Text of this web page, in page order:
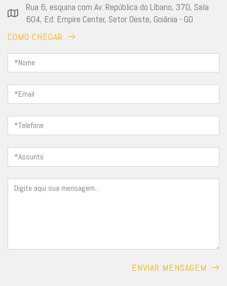
Rua 6, esquina com Av. República do Líbano, 370, Sala
604, Ed. Empire Center, Setor Oeste, Goiânia - GO
COMO CHEGAR
ENVIAR MENSAGEM